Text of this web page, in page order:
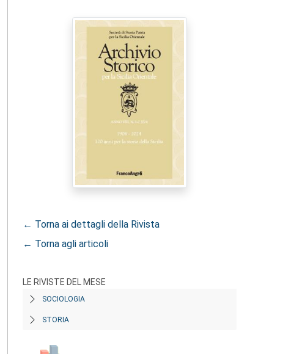
← Torna ai dettagli della Rivista
← Torna agli articoli
LE RIVISTE DEL MESE
SOCIOLOGIA
STORIA